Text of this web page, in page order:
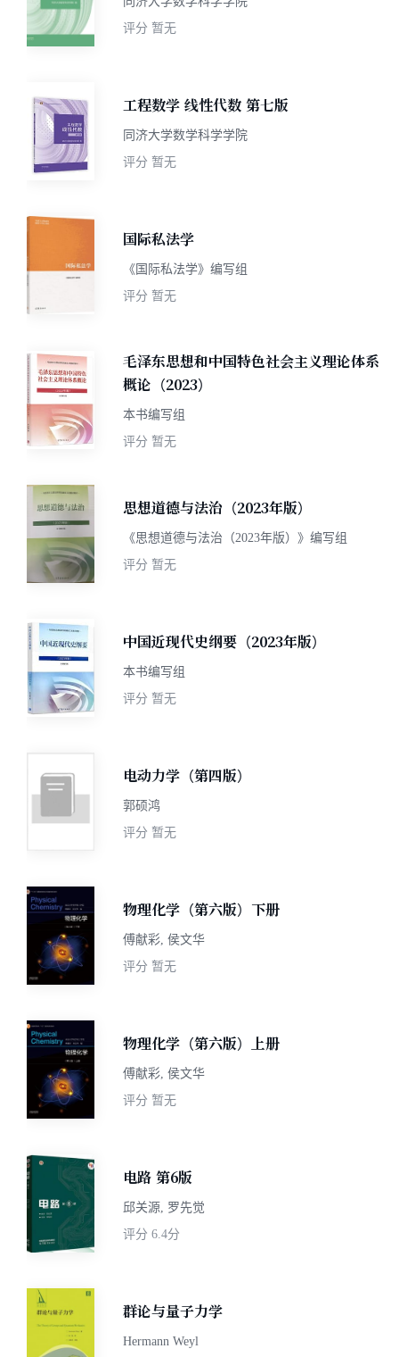
评分 暂无
工程数学 线性代数 第七版
同济大学数学科学学院
评分 暂无
国际私法学
《国际私法学》编写组
评分 暂无
毛泽东思想和中国特色社会主义理论体系
概论（2023）
本书编写组
评分 暂无
思想道德与法治（2023年版）
《思想道德与法治（2023年版）》编写组
评分 暂无
中国近现代史纲要（2023年版）
本书编写组
评分 暂无
电动力学（第四版）
郭硕鸿
评分 暂无
物理化学（第六版）下册
傅献彩, 侯文华
评分 暂无
物理化学（第六版）上册
傅献彩, 侯文华
评分 暂无
电路 第6版
邱关源, 罗先觉
评分 6.4分
群论与量子力学
Hermann Weyl